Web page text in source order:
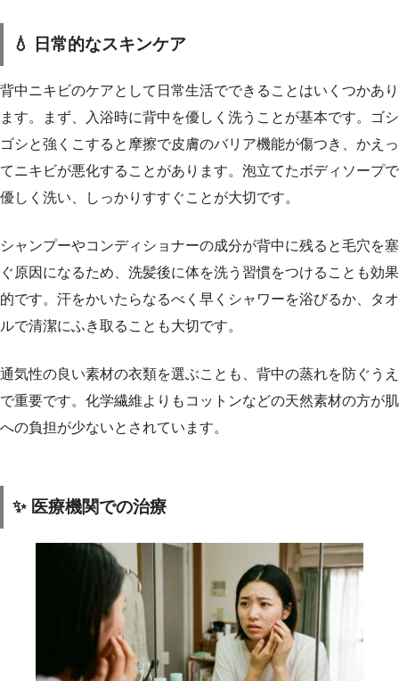
💧 日常的なスキンケア
背中ニキビのケアとして日常生活でできることはいくつかあり
ます。まず、入浴時に背中を優しく洗うことが基本です。ゴシ
ゴシと強くこすると摩擦で皮膚のバリア機能が傷つき、かえっ
てニキビが悪化することがあります。泡立てたボディソープで
優しく洗い、しっかりすすぐことが大切です。
シャンプーやコンディショナーの成分が背中に残ると毛穴を塞
ぐ原因になるため、洗髪後に体を洗う習慣をつけることも効果
的です。汗をかいたらなるべく早くシャワーを浴びるか、タオ
ルで清潔にふき取ることも大切です。
通気性の良い素材の衣類を選ぶことも、背中の蒸れを防ぐうえ
で重要です。化学繊維よりもコットンなどの天然素材の方が肌
への負担が少ないとされています。
✨ 医療機関での治療